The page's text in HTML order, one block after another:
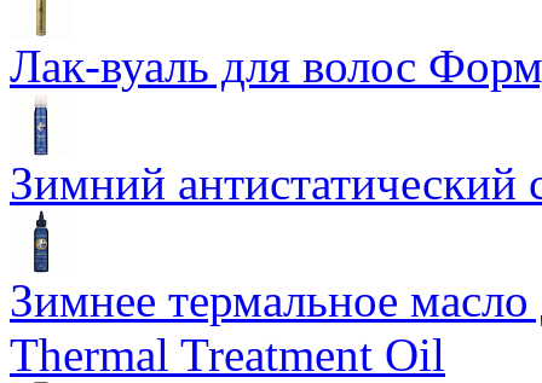
Лак-вуаль для волос
Зимний
Зимнее термальное
Thermal Treatment Oil